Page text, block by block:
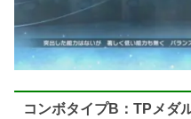
コンボタイプB：TPメダ